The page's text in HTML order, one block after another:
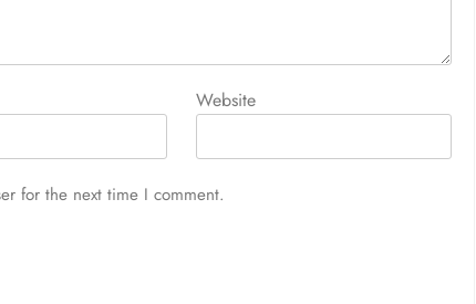
Website
for the next time I comment.